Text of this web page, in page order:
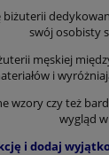
biżuterii
swój osobisty
męskiej
i
wzory czy też
wygląd
i dodaj